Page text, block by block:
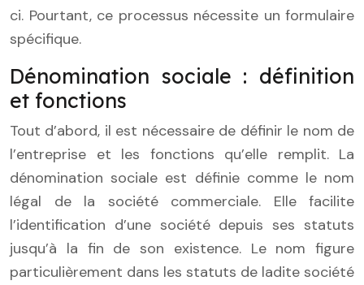
ci. Pourtant, ce processus nécessite un formulaire
spécifique.
Dénomination sociale : définition
et fonctions
Tout d’abord, il est nécessaire de définir le nom de
l’entreprise et les fonctions qu’elle remplit. La
dénomination sociale est définie comme le nom
légal de la société commerciale. Elle facilite
l’identification d’une société depuis ses statuts
jusqu’à la fin de son existence. Le nom figure
particulièrement dans les statuts de ladite société